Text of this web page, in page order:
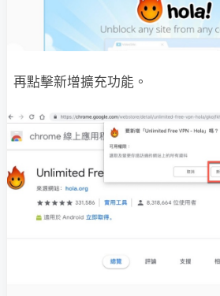
再點擊新增擴充功能。